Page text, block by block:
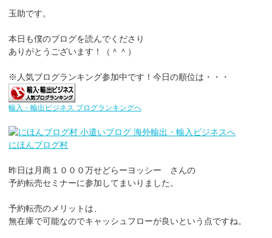
玉助です。
本日も僕のブログを読んでくださり
ありがとうございます！（＾＾）
※人気ブログランキング参加中です！今日の順位は・・・
輸入・輸出ビジネス ブログランキングへ
にほんブログ村
昨日は月商１０００万せどらーヨッシー さんの
予約転売セミナーに参加してまいりました。
予約転売のメリットは、
無在庫で可能なのでキャッシュフローが良いという点ですね。